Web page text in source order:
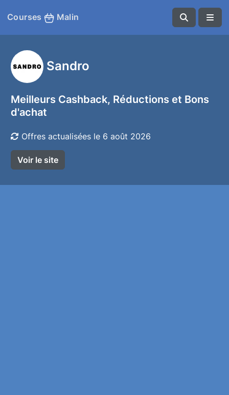
Courses Malin
Sandro
Meilleurs Cashback, Réductions et Bons
d'achat
Offres actualisées le 6 août 2026
Voir le site